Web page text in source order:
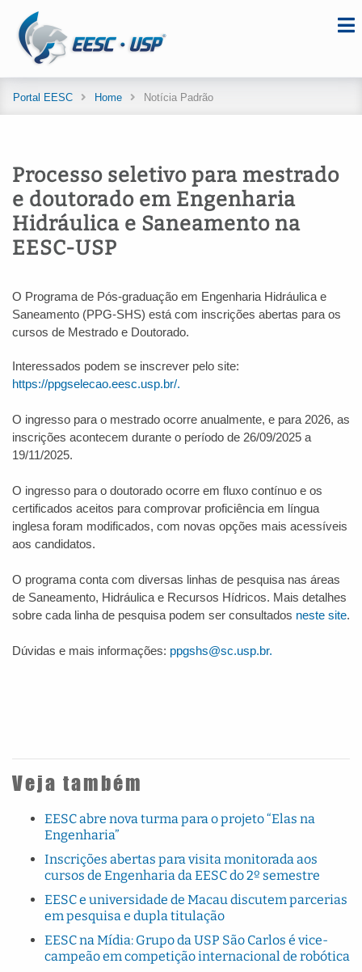
Portal EESC Home Notícia Padrão
Processo seletivo para mestrado
e doutorado em Engenharia
Hidráulica e Saneamento na
EESC-USP
O Programa de Pós-graduação em Engenharia Hidráulica e
Saneamento (PPG-SHS) está com inscrições abertas para os
cursos de Mestrado e Doutorado.
Interessados podem se inscrever pelo site:
https://ppgselecao.eesc.usp.br/.
O ingresso para o mestrado ocorre anualmente, e para 2026, as
inscrições acontecem durante o período de 26/09/2025 a
19/11/2025.
O ingresso para o doutorado ocorre em fluxo contínuo e os
certificados aceitos para comprovar proficiência em língua
inglesa foram modificados, com novas opções mais acessíveis
aos candidatos.
O programa conta com diversas linhas de pesquisa nas áreas
de Saneamento, Hidráulica e Recursos Hídricos. Mais detalhes
sobre cada linha de pesquisa podem ser consultados neste site.
Dúvidas e mais informações: ppgshs@sc.usp.br.
Veja também
EESC abre nova turma para o projeto “Elas na
Engenharia”
Inscrições abertas para visita monitorada aos
cursos de Engenharia da EESC do 2º semestre
EESC e universidade de Macau discutem parcerias
em pesquisa e dupla titulação
EESC na Mídia: Grupo da USP São Carlos é vice-
campeão em competição internacional de robótica